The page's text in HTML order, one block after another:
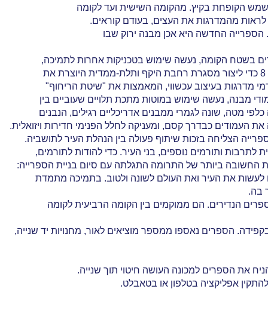
הקופחת בקיץ. מהקומה השישית ועד לקומה
מהמדרגות את העצים, בעודם קוראים.
הספרייה החדשה היא אכן מבנה ירוק שבו
בשטח הקומה, נעשה שימוש בטכניקות אחרות לתמיכה,
מדרגות בעיצוב עכשווי, המאמצות את "שיטת הריחוף"
מבנה, נעשה שימוש במוטות מתכת תלויים שעוביים בין
מטה, שונה לגמרי ממבנים אדריכליים רגילים, הנבנים
כבדרך קסם, ומעניקה לחלל הפנימי חדירות ויזואלית.
הצליחה בזכות שיתוף פעולה בין הנהלת העיר לתושביה.
ביותר של התרומה התגלתה עם סיום בניית הספרייה:
לעשות את העיר ואת העולם לשונה ולטוב. בתמיכה מתמדת
בה.
הנדירים. הם ממוקמים בין הקומה הרביעית לקומה
את הספרים למכונה העושה חיטוי תוך שנייה.
להתקין אפליקציה בטלפון או בטאבלט.